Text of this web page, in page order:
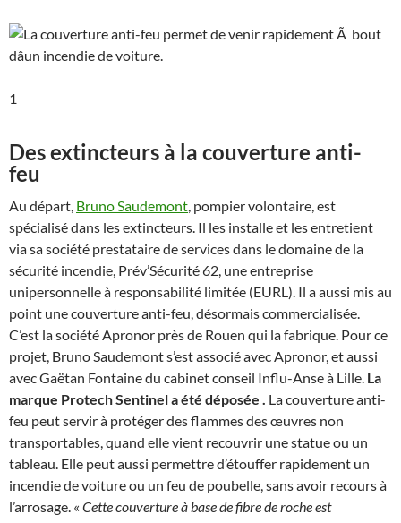
1
Des extincteurs à la couverture anti-
feu
Au départ, Bruno Saudemont , pompier volontaire, est
spécialisé dans les extincteurs. Il les installe et les entretient
via sa société prestataire de services dans le domaine de la
sécurité incendie, Prév’Sécurité 62, une entreprise
unipersonnelle à responsabilité limitée (EURL). Il a aussi mis au
point une couverture anti-feu, désormais commercialisée.
C’est la société Apronor près de Rouen qui la fabrique. Pour ce
projet, Bruno Saudemont s’est associé avec Apronor, et aussi
avec Gaëtan Fontaine du cabinet conseil Influ-Anse à Lille. La
marque Protech Sentinel a été déposée
La couverture anti-
feu peut servir à protéger des flammes des œuvres non
transportables, quand elle vient recouvrir une statue ou un
tableau. Elle peut aussi permettre d’étouffer rapidement un
incendie de voiture ou un feu de poubelle, sans avoir recours à
l’arrosage. « Cette couverture à base de fibre de roche est